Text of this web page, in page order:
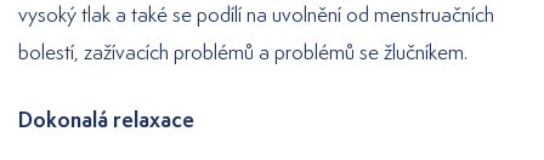
vysoký tlak a také se podílí na uvolnění od menstruačních
bolestí, zažívacích problémů a problémů se žlučníkem.
Dokonalá relaxace